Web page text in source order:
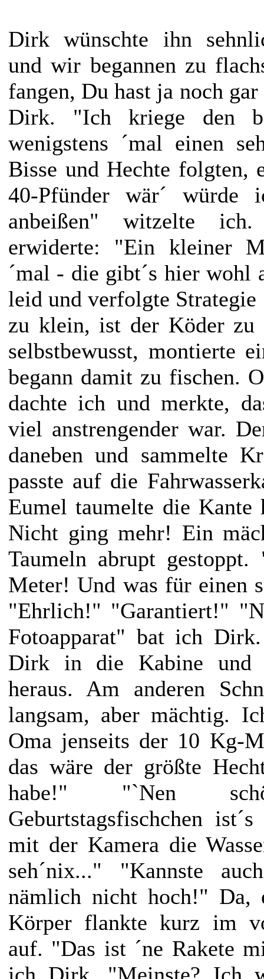
Dirk wünschte ihn
und wir begannen zu
fangen, Du hast ja noch
Dirk. "Ich kriege den
wenigstens ´mal einen
Bisse und Hechte
40-Pfünder wär´
anbeißen" witzelte
erwiderte: "Ein kleiner
´mal - die gibt´s hier wohl
leid und verfolgte
zu klein, ist der Köder
selbstbewusst, montierte
begann damit zu fischen.
dachte ich und merkte,
viel anstrengender war.
daneben und sammelte
passte auf die
Eumel taumelte die
Nicht ging mehr! Ein
Taumeln abrupt
Meter! Und was für einen
"Ehrlich!" "Garantiert!"
Fotoapparat" bat ich
Dirk in die Kabine und
heraus. Am anderen
langsam, aber mächtig.
Oma jenseits der 10 Kg-
das wäre der größte
habe!" "`Nen
Geburtstagsfischchen
mit der Kamera die
seh´nix..." "Kannste
nämlich nicht hoch!" Da,
Körper flankte kurz im
auf. "Das ist ´ne Rakete